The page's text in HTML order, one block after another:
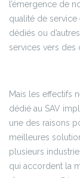
l’émergence de
qualité de service
dédiés ou
services vers des
Mais les effectifs
dédié au SAV
une des raisons
meilleures
plusieurs
qui accordent la